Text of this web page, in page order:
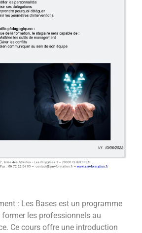
: Les Bases est un programme
les professionnels au
Ce cours offre une introduction